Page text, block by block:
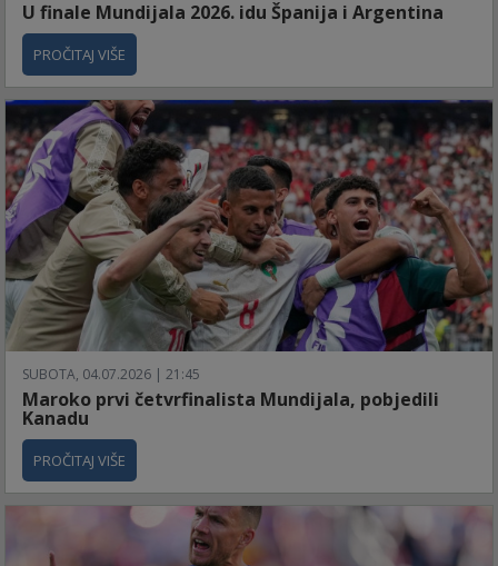
U finale Mundijala 2026. idu Španija i Argentina
PROČITAJ VIŠE
SUBOTA, 04.07.2026 | 21:45
Maroko prvi četvrfinalista Mundijala, pobjedili
Kanadu
PROČITAJ VIŠE